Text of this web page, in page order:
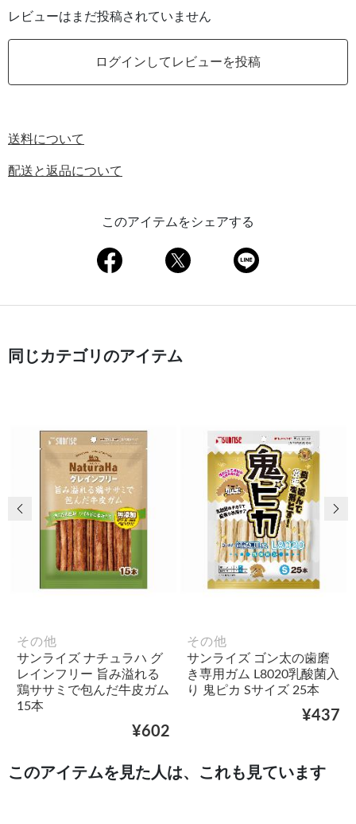
レビューはまだ投稿されていません
ログインしてレビューを投稿
送料について
配送と返品について
このアイテムをシェアする
同じカテゴリのアイテム
その他
サンライズ ナチュラハ グ
レインフリー 旨み溢れる
鶏ササミで包んだ牛皮ガム
15本
¥602
その他
サンライズ ゴン太の歯磨
き専用ガム L8020乳酸菌入
り 鬼ピカ Sサイズ 25本
¥437
前の画像 次
このアイテムを見た人は、これも見ています